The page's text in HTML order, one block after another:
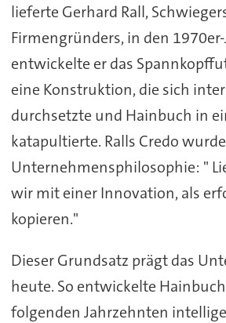
lieferte Gerhard Rall,
Firmengründers, in den
entwickelte er das
eine Konstruktion, die sich
durchsetzte und Hainbuch in
katapultierte. Ralls Credo
Unternehmensphilosophie: "
wir mit einer Innovation, als
kopieren."
Dieser Grundsatz prägt das
heute. So entwickelte
folgenden Jahrzehnten